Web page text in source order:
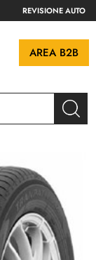
REVISIONE AUTO
AREA B2B